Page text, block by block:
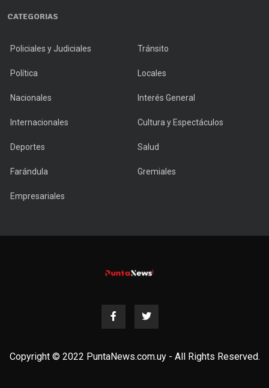
CATEGORIAS
Policiales y Judiciales Tránsito
Política Locales
Nacionales Interés General
Internacionales Cultura y Espectáculos
Deportes Salud
Farándula Gremiales
Empresariales
Copyright © 2022 PuntaNews.com.uy - All Rights Reserved.